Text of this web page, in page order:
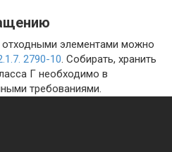
элементами можно
2790-10. Собирать, хранить
Г необходимо в
требованиями.